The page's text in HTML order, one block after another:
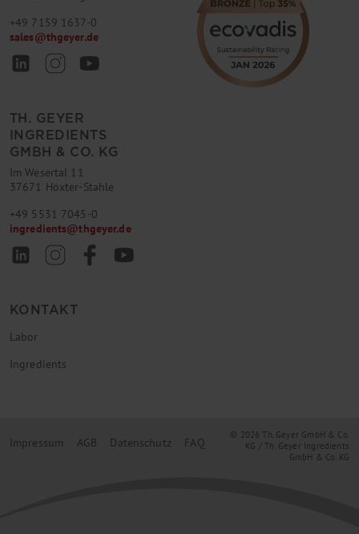
+49 7159 1637-0
sales@thgeyer.de
TH. GEYER
INGREDIENTS
GMBH & CO. KG
Im Wesertal 11
37671 Höxter-Stahle
+49 5531 7045-0
ingredients@thgeyer.de
KONTAKT
Labor
Ingredients
Impressum AGB Datenschutz FAQ
© 2026 Th. Geyer GmbH & Co.
KG / Th. Geyer Ingredients
GmbH & Co. KG